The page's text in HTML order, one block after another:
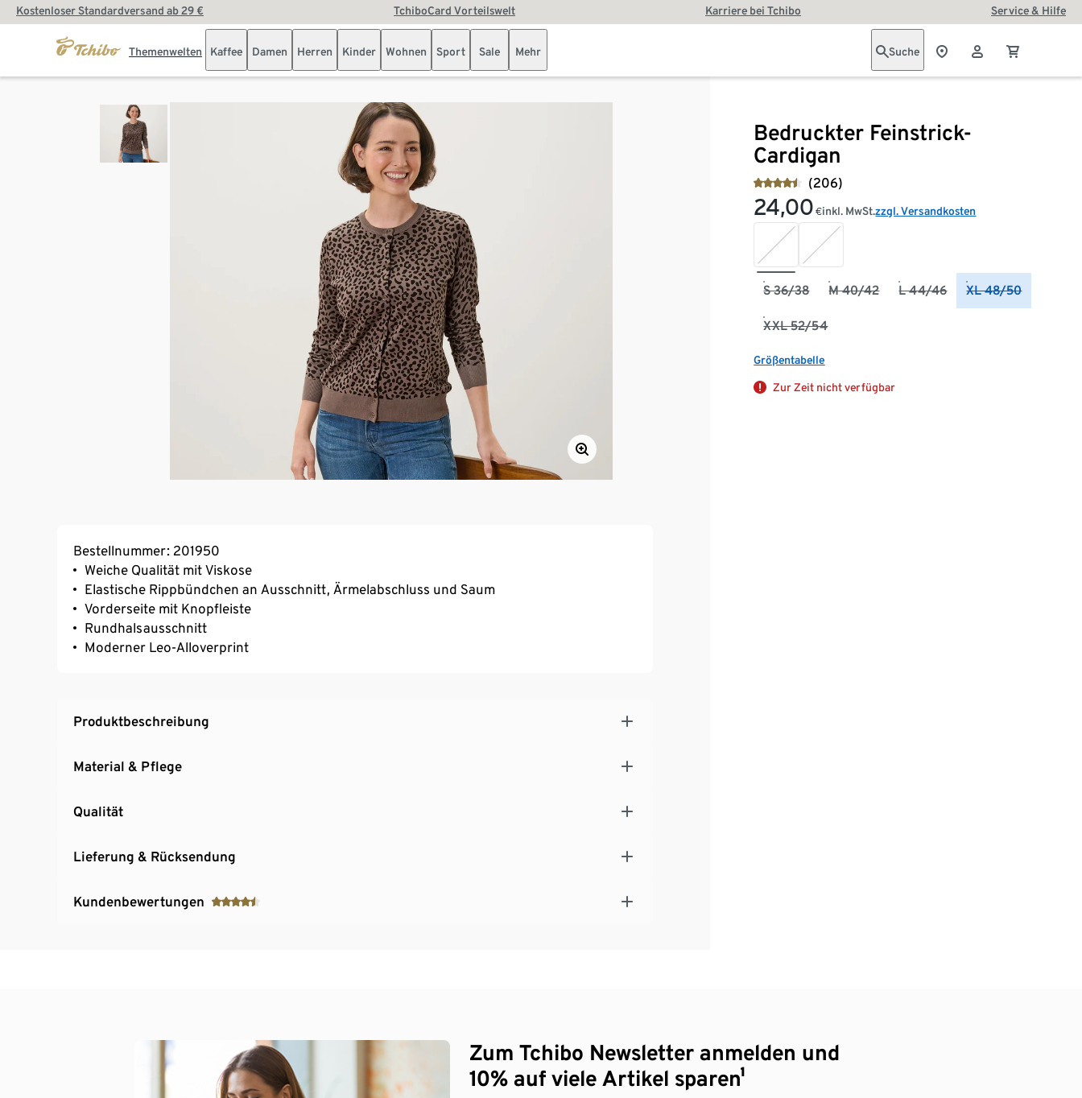
Kostenloser Standardversand ab 29 € TchiboCard Vorteilswelt Karriere bei Tchibo Service & Hilfe
Themenwelten Kaffee Damen Herren Kinder Wohnen Sport Sale Mehr Suche
Bedruckter Feinstrick-
Cardigan
(206)
24,00 €inkl. MwSt.zzgl. Versandkosten
S 36/38 M 40/42 L 44/46 XL 48/50
XXL 52/54
Größentabelle
Zur Zeit nicht verfügbar
Bestellnummer: 201950
Weiche Qualität mit Viskose
Elastische Rippbündchen an Ausschnitt, Ärmelabschluss und Saum
Vorderseite mit Knopfleiste
Rundhalsausschnitt
Moderner Leo-Alloverprint
Produktbeschreibung
Material & Pflege
Qualität
Lieferung & Rücksendung
Kundenbewertungen
Zum Tchibo Newsletter anmelden und
10% auf viele Artikel sparen¹